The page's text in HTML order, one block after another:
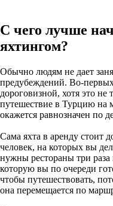
С чего лучше
яхтингом?
Обычно людям не дает
предубеждений. Во-
дороговизной, хотя это не
путешествие в Турцию на
окажется равнозначен по
Сама яхта в аренду стоит
человек, на которых вы
нужны рестораны три раза
которую вы по очереди
чтобы путешествовать,
она перемещается по